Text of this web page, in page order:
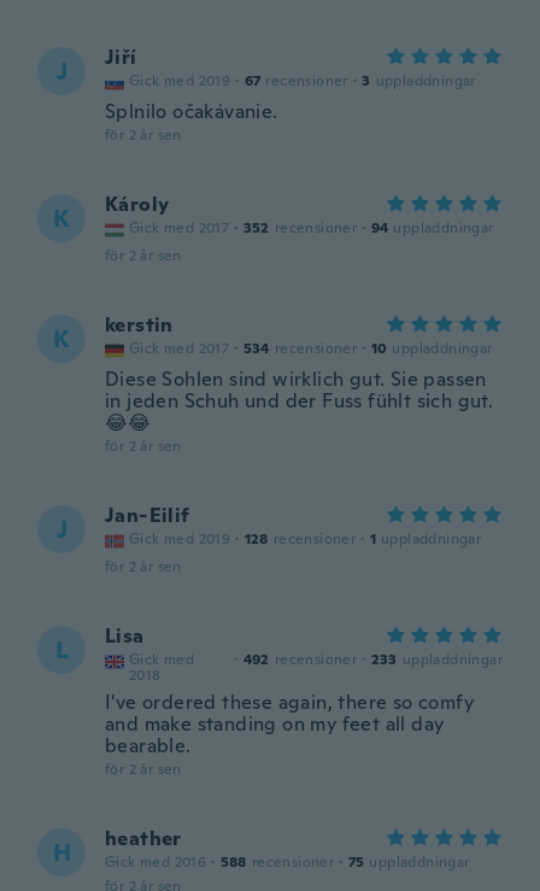
J Jiří
Gick med 2019 · 67 recensioner · 3 uppladdningar
Splnilo očakávanie.
för 2 år sen
K Károly
Gick med 2017 · 352 recensioner · 94 uppladdningar
för 2 år sen
K kerstin
Gick med 2017 · 534 recensioner · 10 uppladdningar
Diese Sohlen sind wirklich gut. Sie passen
in jeden Schuh und der Fuss fühlt sich gut.
😂😂
för 2 år sen
J Jan-Eilif
Gick med 2019 · 128 recensioner · 1 uppladdningar
för 2 år sen
L Lisa
Gick med
2018
· 492 recensioner · 233 uppladdningar
I've ordered these again, there so comfy
and make standing on my feet all day
bearable.
för 2 år sen
H heather
Gick med 2016 · 588 recensioner · 75 uppladdningar
för 2 år sen